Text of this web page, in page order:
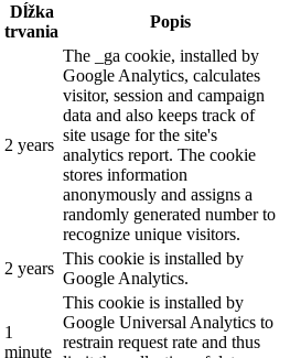
Dĺžka
trvania
Popis
2 years
The _ga cookie, installed by
Google Analytics, calculates
visitor, session and campaign
data and also keeps track of
site usage for the site's
analytics report. The cookie
stores information
anonymously and assigns a
randomly generated number to
recognize unique visitors.
2 years
This cookie is installed by
Google Analytics.
1
minute
This cookie is installed by
Google Universal Analytics to
restrain request rate and thus